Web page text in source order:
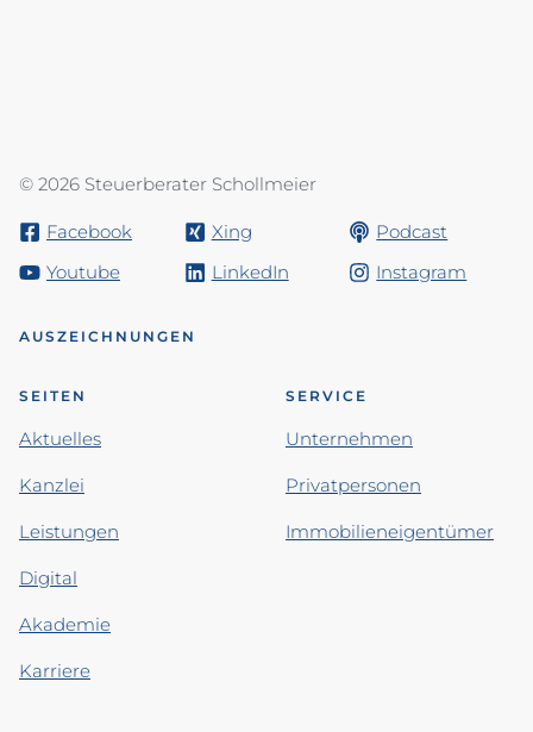
© 2026 Steuerberater Schollmeier
Facebook Xing
Podcast
Youtube
LinkedIn Instagram
AUSZEICHNUNGEN
SEITEN
Aktuelles
Kanzlei
Leistungen
Digital
Akademie
Karriere
SERVICE
Unternehmen
Privatpersonen
Immobilieneigentümer